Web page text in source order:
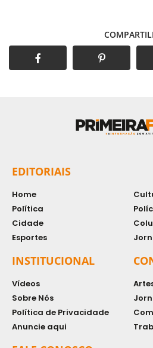
EDITORIAIS
Home
Política
Cidade
Esportes
INSTITUCIONAL
Vídeos
Sobre Nós
Política de Privacidade
Anuncie aqui